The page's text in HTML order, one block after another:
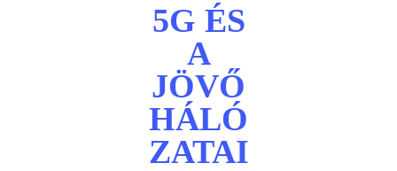
5G ÉS
A
JÖVŐ
HÁLÓ
ZATAI